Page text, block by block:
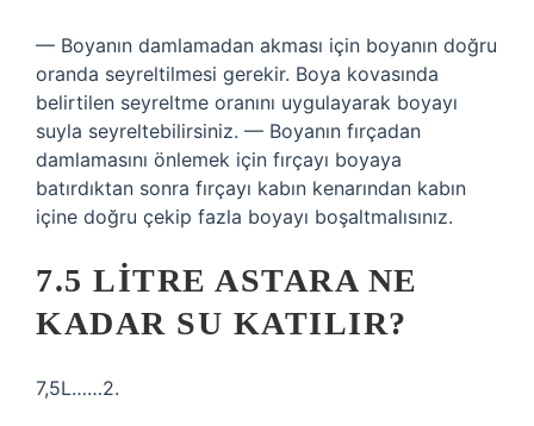
— Boyanın damlamadan akması için boyanın doğru
oranda seyreltilmesi gerekir. Boya kovasında
belirtilen seyreltme oranını uygulayarak boyayı
suyla seyreltebilirsiniz. — Boyanın fırçadan
damlamasını önlemek için fırçayı boyaya
batırdıktan sonra fırçayı kabın kenarından kabın
içine doğru çekip fazla boyayı boşaltmalısınız.
7.5 LITRE ASTARA NE
KADAR SU KATILIR?
7,5L……2.